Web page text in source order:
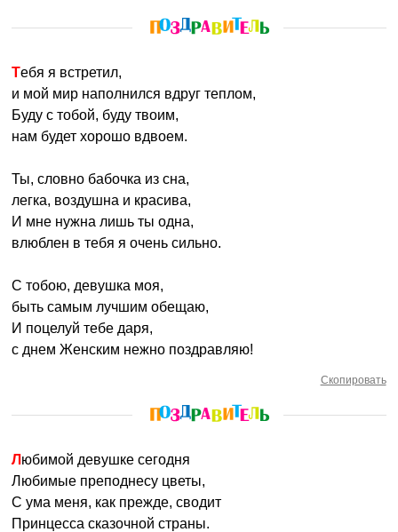
Тебя я встретил,
и мой мир наполнился вдруг теплом,
Буду с тобой, буду твоим,
нам будет хорошо вдвоем.
Ты, словно бабочка из сна,
легка, воздушна и красива,
И мне нужна лишь ты одна,
влюблен в тебя я очень сильно.
С тобою, девушка моя,
быть самым лучшим обещаю,
И поцелуй тебе даря,
с днем Женским нежно поздравляю!
Скопировать
Любимой девушке сегодня
Любимые преподнесу цветы,
С ума меня, как прежде, сводит
Принцесса сказочной страны.